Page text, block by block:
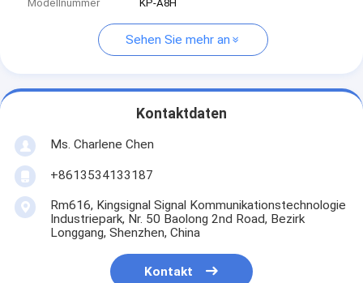
Modellnummer
KP-A8H
Sehen Sie mehr an
Kontaktdaten
Ms. Charlene Chen
+8613534133187
Rm616, Kingsignal Signal Kommunikationstechnologie
Industriepark, Nr. 50 Baolong 2nd Road, Bezirk
Longgang, Shenzhen, China
Kontakt